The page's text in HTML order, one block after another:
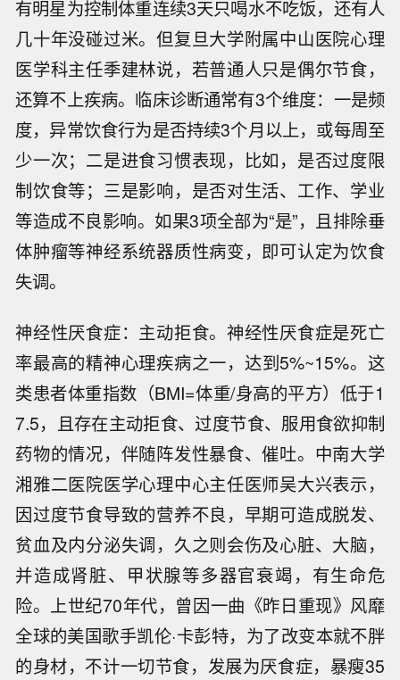
有明星为控制体重连续3天只喝水不吃饭，还有人
几十年没碰过米。但复旦大学附属中山医院心理
医学科主任季建林说，若普通人只是偶尔节食，
还算不上疾病。临床诊断通常有3个维度：一是频
度，异常饮食行为是否持续3个月以上，或每周至
少一次；二是进食习惯表现，比如，是否过度限
制饮食等；三是影响，是否对生活、工作、学业
等造成不良影响。如果3项全部为“是”，且排除垂
体肿瘤等神经系统器质性病变，即可认定为饮食
失调。
神经性厌食症：主动拒食。神经性厌食症是死亡
率最高的精神心理疾病之一，达到5%~15%。这
类患者体重指数（BMI=体重/身高的平方）低于1
7.5，且存在主动拒食、过度节食、服用食欲抑制
药物的情况，伴随阵发性暴食、催吐。中南大学
湘雅二医院医学心理中心主任医师吴大兴表示，
因过度节食导致的营养不良，早期可造成脱发、
贫血及内分泌失调，久之则会伤及心脏、大脑，
并造成肾脏、甲状腺等多器官衰竭，有生命危
险。上世纪70年代，曾因一曲《昨日重现》风靡
全球的美国歌手凯伦·卡彭特，为了改变本就不胖
的身材，不计一切节食，发展为厌食症，暴瘦35